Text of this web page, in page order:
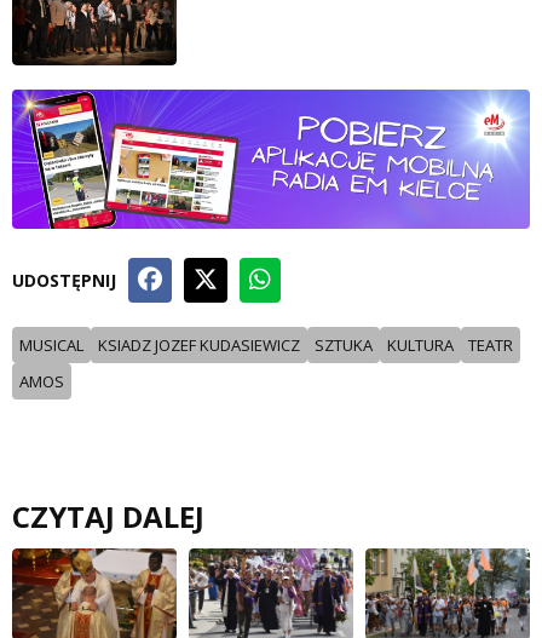
UDOSTĘPNIJ
MUSICAL KSIADZ JOZEF KUDASIEWICZ SZTUKA KULTURA
TEATR
AMOS
CZYTAJ DALEJ